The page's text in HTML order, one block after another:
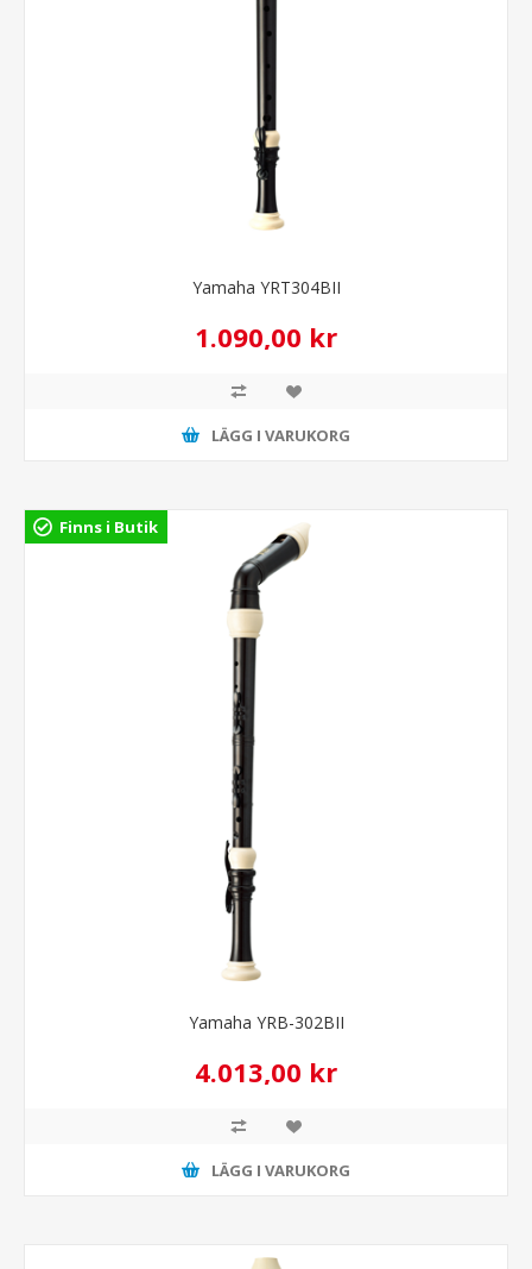
Yamaha YRT304BII
1.090,00 kr
LÄGG I VARUKORG
Finns i Butik
Yamaha YRB-302BII
4.013,00 kr
LÄGG I VARUKORG